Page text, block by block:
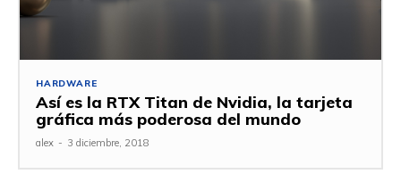
HARDWARE
Así es la RTX Titan de Nvidia, la tarjeta
gráfica más poderosa del mundo
alex - 3 diciembre, 2018